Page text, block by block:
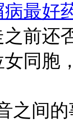
病最好
前还
同胞
之间